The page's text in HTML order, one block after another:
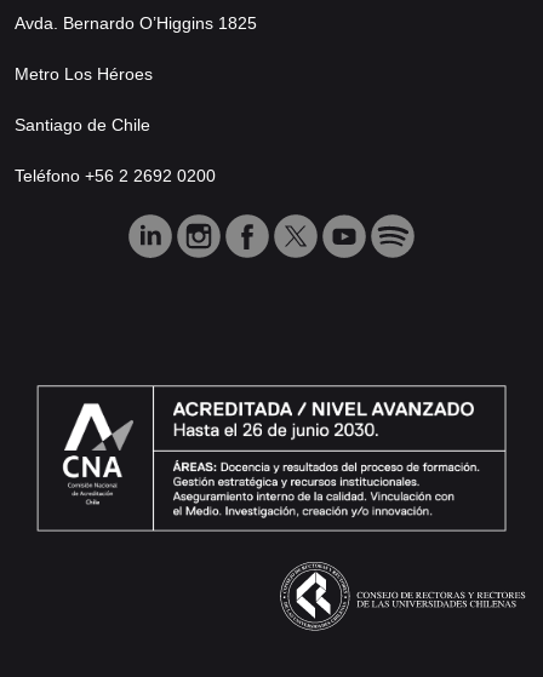
Avda. Bernardo O’Higgins 1825
Metro Los Héroes
Santiago de Chile
Teléfono +56 2 2692 0200